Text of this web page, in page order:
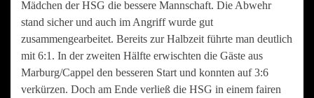
Mädchen der HSG die bessere Mannschaft. Die Abwehr
stand sicher und auch im Angriff wurde gut
zusammengearbeitet. Bereits zur Halbzeit führte man deutlich
mit 6:1. In der zweiten Hälfte erwischten die Gäste aus
Marburg/Cappel den besseren Start und konnten auf 3:6
verkürzen. Doch am Ende verließ die HSG in einem fairen